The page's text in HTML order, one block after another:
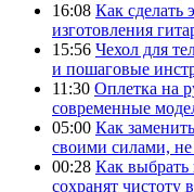
16:08 Как сделать
изготовления
15:56 Чехол для
и пошаговые
11:30 Оплетка на
современные
05:00 Как
своими силами, не
00:28 Как выбрать
сохранят чистоту